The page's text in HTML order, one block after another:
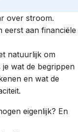
over stroom.
eerst aan financiële
natuurlijk om
wat de begrippen
en wat de
eigenlijk? En